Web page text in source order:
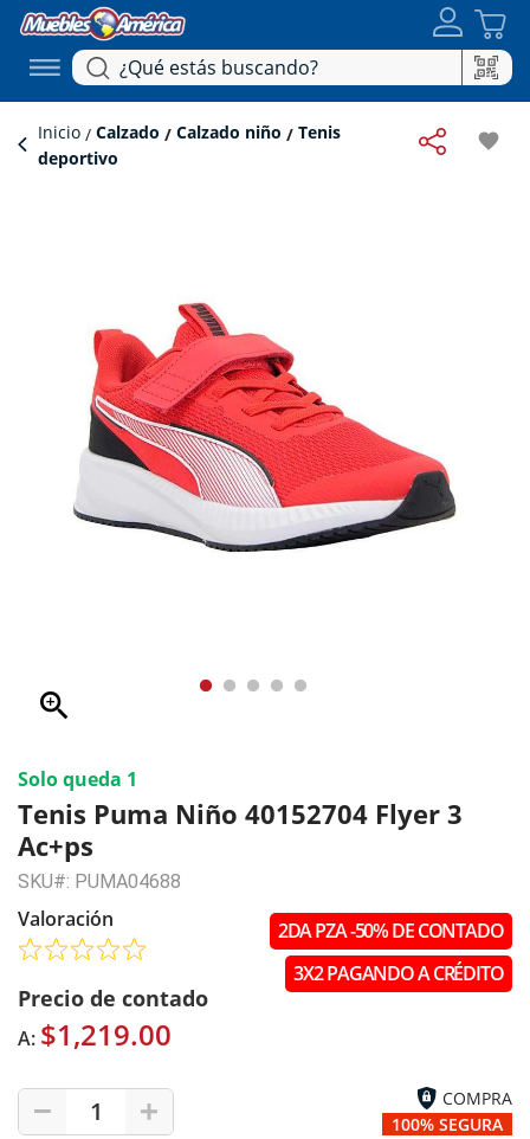
Inicio Calzado Calzado niño Tenis
deportivo
favorite
zoom_in
Solo queda 1
Tenis Puma Niño 40152704 Flyer 3
Ac+ps
SKU#: PUMA04688
Valoración
Precio de contado
A: $1,219.00
1
2DA PZA -50% DE CONTADO
3X2 PAGANDO A CRÉDITO
COMPRA
100% SEGURA